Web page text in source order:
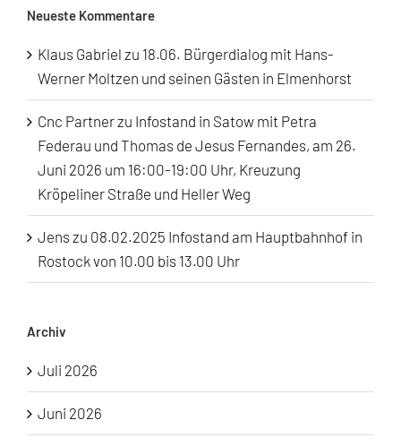
Neueste Kommentare
Klaus Gabriel zu 18.06. Bürgerdialog mit Hans-
Werner Moltzen und seinen Gästen in Elmenhorst
Cnc Partnerzu Infostand in Satow mit Petra
Federau und Thomas de Jesus Fernandes, am 26.
Juni 2026 um 16:00-19:00 Uhr, Kreuzung
Kröpeliner Straße und Heller Weg
Jenszu 08.02.2025 Infostand am Hauptbahnhof in
Rostock von 10.00 bis 13.00 Uhr
Archiv
Juli 2026
Juni 2026